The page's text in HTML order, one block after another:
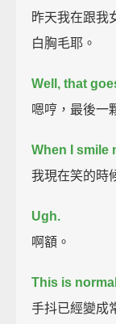
昨天我在跟我
白胸毛耶。
Well, that
嗯哼，最後一
When I smile
我現在笑的時
Ugh.
啊額。
This is
手抖已經變成